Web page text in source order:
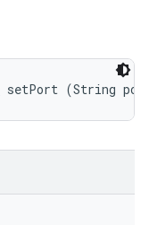
setPort (String